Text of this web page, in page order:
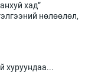
хад”
нөлөөлөл,
хуруундаа...